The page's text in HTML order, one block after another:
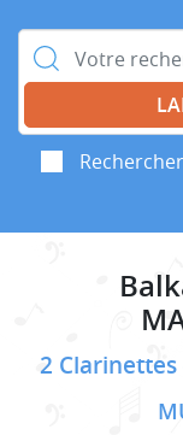
Rechercher :
2 Clarinettes